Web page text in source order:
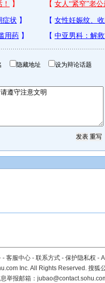
隐藏地址 设为辩论话题
- 客服中心 - 联系方式 - 保护隐私权 -
Inc. All Rights Reserved. 搜狐
举报邮箱：